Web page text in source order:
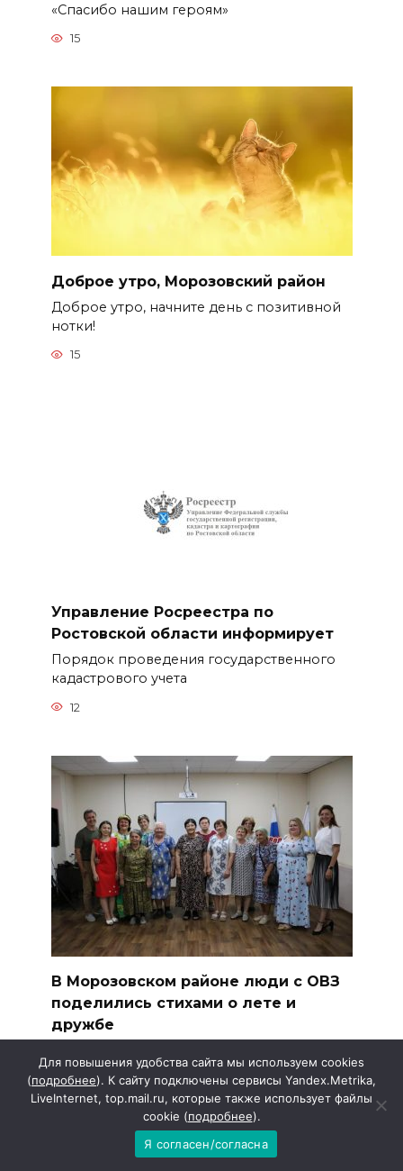
«Спасибо нашим героям»
15
Доброе утро, Морозовский район
Доброе утро, начните день с позитивной
нотки!
15
Управление Росреестра по
Ростовской области информирует
Порядок проведения государственного
кадастрового учета
12
В Морозовском районе люди с ОВЗ
поделились стихами о лете и
дружбе
инвалидностью и ограниченными
25
Для повышения удобства сайта мы используем cookies
(подробнее). К сайту подключены сервисы Yandex.Metrika,
LiveInternet, top.mail.ru, которые также использует файлы
cookie (подробнее).
Я согласен/согласна